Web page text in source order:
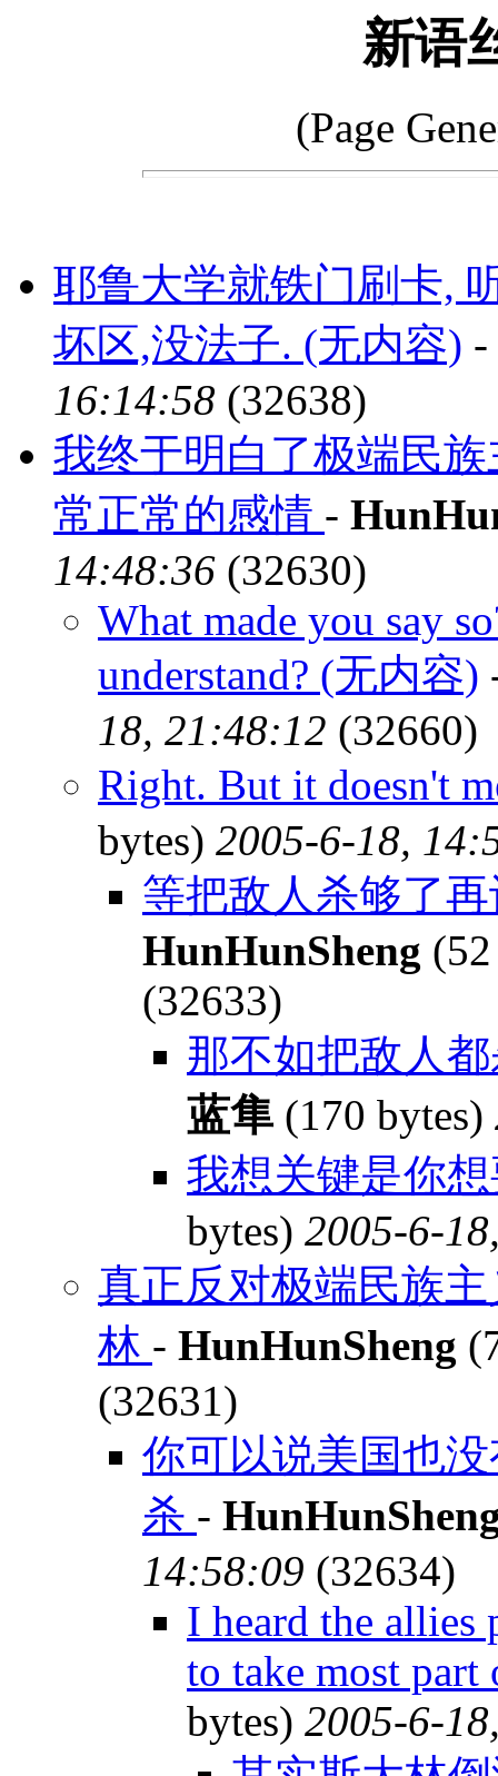
新语
(Page
耶鲁大学就铁门刷卡,
坏区,没法子. (无内容) -
16:14:58 (32638)
我终于明白了极端民
常正常的感情 -
14:48:36 (32630)
What made you say
understand? (无内容)
18, 21:48:12 (32660)
Right. But it doesn't
bytes) 2005-6-18,
等把敌人杀够了
HunHunSheng
(32633)
那不如把敌人
蓝隼 (170 bytes)
我想关键是你
bytes) 2005-6-
真正反对极端民族
林 - HunHunSheng
(32631)
你可以说美国也
杀 -
14:58:09 (32634)
I heard the allies
to take most
bytes) 2005-6-